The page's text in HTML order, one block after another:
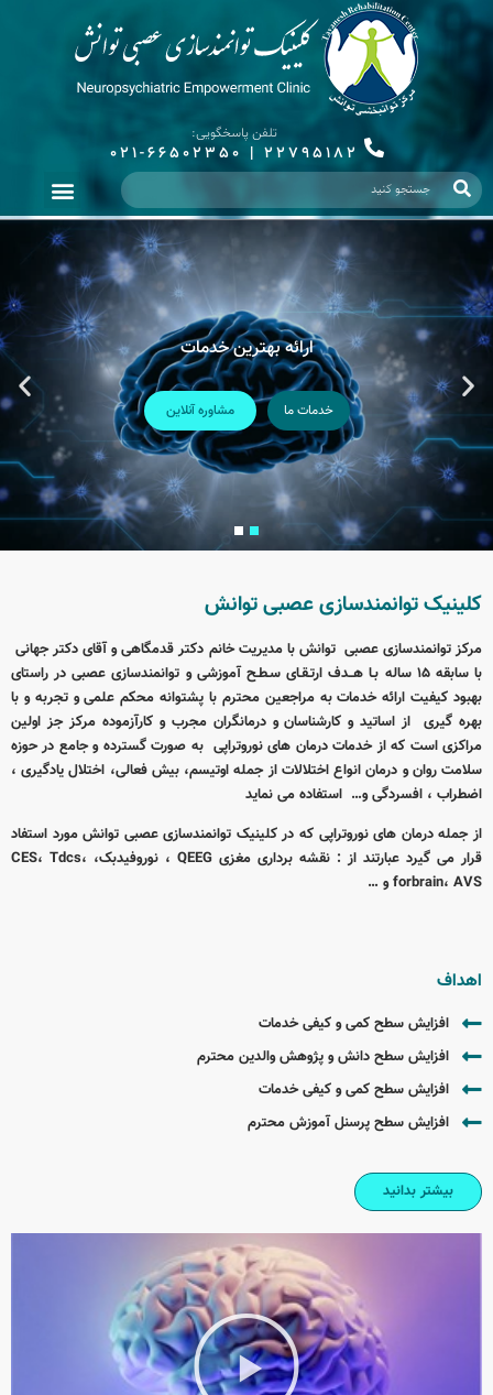
تلفن پاسخگویی:
22795182
|
021-66502350
ارائه بهترین خدمات
خدمات ما مشاوره آنلاین
کلینیک توانمندسازی عصبی توانش
مرکز توانمندسازی عصبی توانش با مدیریت خانم دکتر قدمگاهی و آقای دکتر جهانی
با سابقه 15 ساله بـا هــدف ارتـقـای سـطـح آموزشی و توانمندسازی عصبی در راستای
بهبود کیفیت ارائه خدمات به مراجعین محترم با پشتوانه محکم علمی و تجربه و با
بهره گیری از اساتید و کارشناسان و درمانگران مجرب و کارآزموده مرکز جز اولین
مراکزی است که از خدمات درمان های نوروتراپی به صورت گسترده و جامع در حوزه
سلامت روان و درمان انواع اختلالات از جمله اوتیسم، بیش فعالی، اختلال یادگیری ،
اضطراب ، افسردگی و… استفاده می نماید
از جمله درمان های نوروتراپی که در کلینیک توانمندسازی عصبی توانش مورد استفاد
قرار می گیرد عبارتند از : نقشه برداری مغزی QEEG ، نوروفیدبک، CES، Tdcs،
forbrain، AVS و …
اهداف
افزایش سطح کمی و کیفی خدمات
افزایش سطح دانش و پژوهش والدین محترم
افزایش سطح کمی و کیفی خدمات
افزایش سطح پرسنل آموزش محترم
بیشتر بدانید